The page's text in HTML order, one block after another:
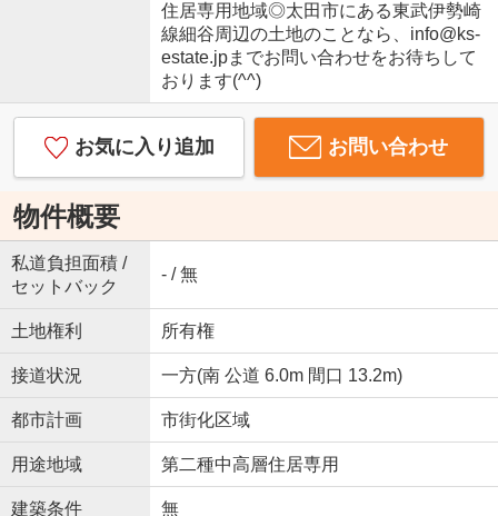
住居専用地域◎太田市にある東武伊勢崎
線細谷周辺の土地のことなら、info@ks-
estate.jpまでお問い合わせをお待ちして
おります(^^)
お気に入り追加 お問い合わせ
物件概要
私道負担面積 /
セットバック
- / 無
土地権利 所有権
接道状況 一方(南 公道 6.0m 間口 13.2m)
都市計画 市街化区域
用途地域 第二種中高層住居専用
建築条件 無